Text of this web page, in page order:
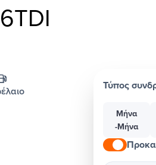
Τύπος
Μήνα
-Μήνα